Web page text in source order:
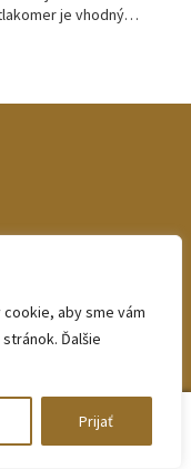
aby sme vám
Ďalšie
Prijať
je vhodný…
zaujímavých
Nechajte sa